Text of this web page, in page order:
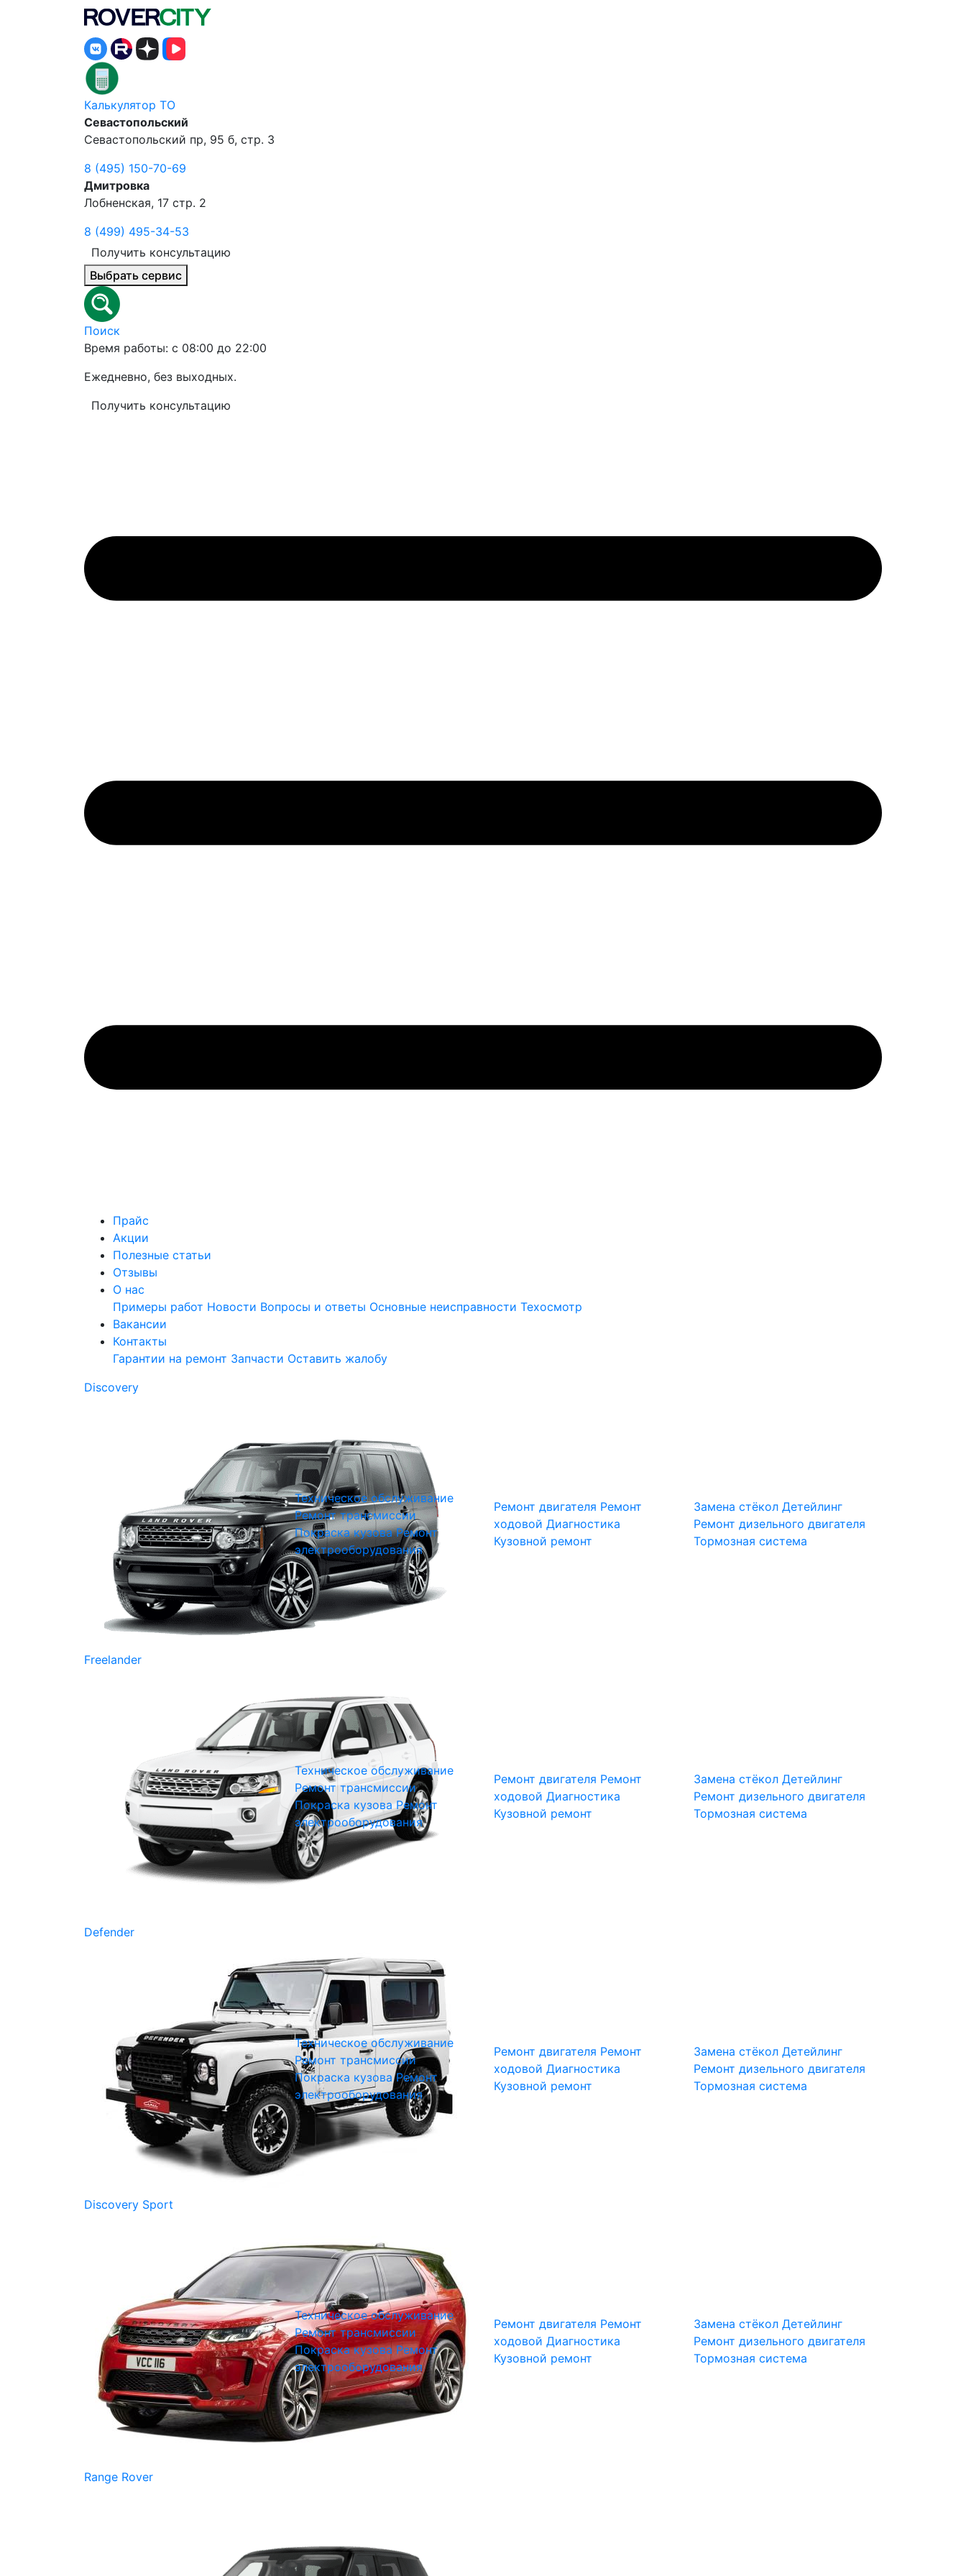
Калькулятор ТО
Севастопольский
Севастопольский пр, 95 б, стр. 3
8 (495) 150-70-69
Дмитровка
Лобненская, 17 стр. 2
8 (499) 495-34-53
Получить консультацию
Выбрать сервис
Поиск
Время работы: с 08:00 до 22:00
Ежедневно, без выходных.
Получить консультацию
Прайс
Акции
Полезные статьи
Отзывы
О нас
Примеры работ Новости Вопросы и ответы Основные неисправности Техосмотр
Вакансии
Контакты
Гарантии на ремонт Запчасти Оставить жалобу
Discovery
Техническое обслуживание
Ремонт трансмиссии
Покраска кузова Ремонт
электрооборудования
Ремонт двигателя Ремонт
ходовой Диагностика
Кузовной ремонт
Замена стёкол Детейлинг
Ремонт дизельного двигателя
Тормозная система
Freelander
Техническое обслуживание
Ремонт трансмиссии
Покраска кузова Ремонт
электрооборудования
Ремонт двигателя Ремонт
ходовой Диагностика
Кузовной ремонт
Замена стёкол Детейлинг
Ремонт дизельного двигателя
Тормозная система
Defender
Техническое обслуживание
Ремонт трансмиссии
Покраска кузова Ремонт
электрооборудования
Ремонт двигателя Ремонт
ходовой Диагностика
Кузовной ремонт
Замена стёкол Детейлинг
Ремонт дизельного двигателя
Тормозная система
Discovery Sport
Техническое обслуживание
Ремонт трансмиссии
Покраска кузова Ремонт
электрооборудования
Ремонт двигателя Ремонт
ходовой Диагностика
Кузовной ремонт
Замена стёкол Детейлинг
Ремонт дизельного двигателя
Тормозная система
Range Rover